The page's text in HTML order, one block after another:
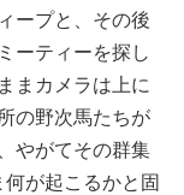
ープと、その後
ーティーを探し
まカメラは上に
の野次馬たちが
やがてその群集
が起こるかと固